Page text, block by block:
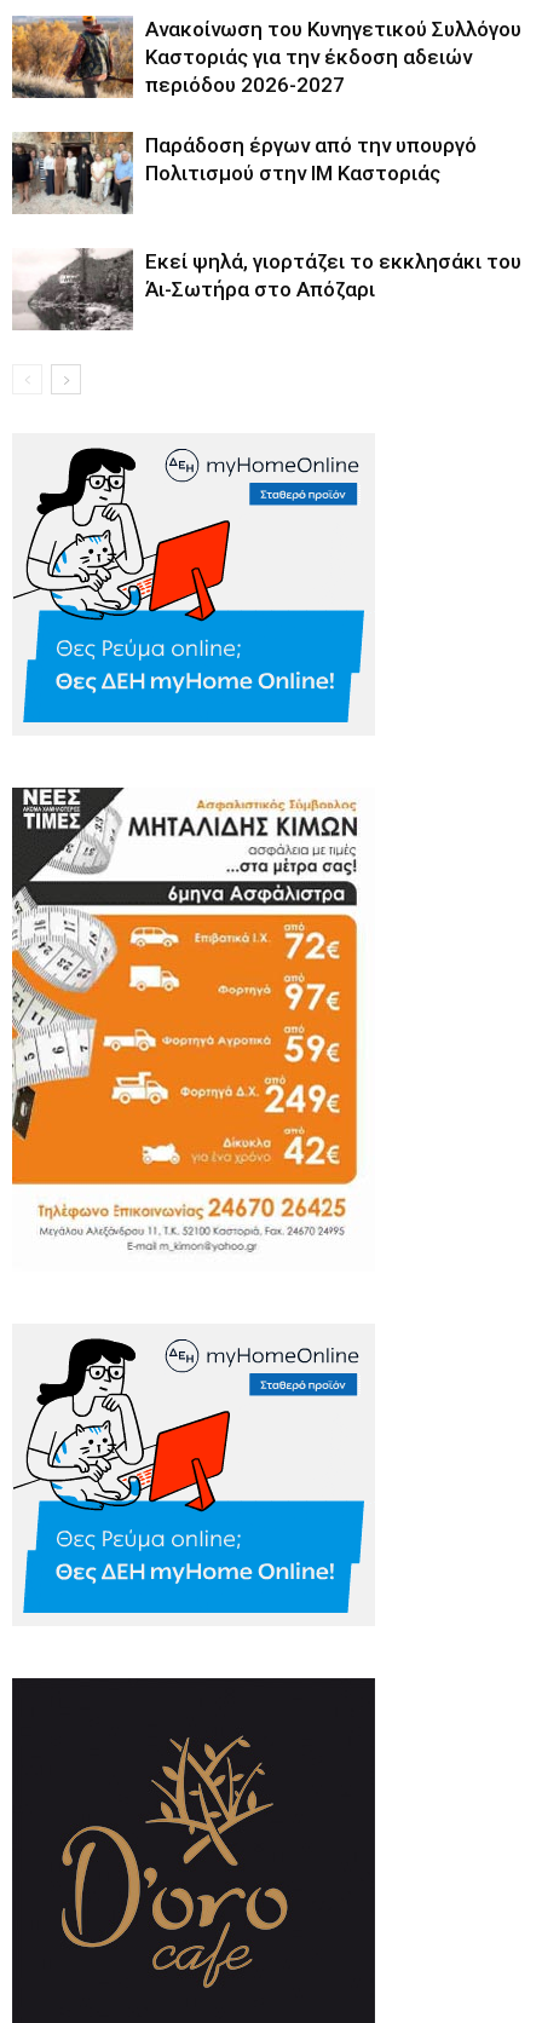
Ανακοίνωση του Κυνηγετικού Συλλόγου
Καστοριάς για την έκδοση αδειών
περιόδου 2026-2027
Παράδοση έργων από την υπουργό
Πολιτισμού στην ΙΜ Καστοριάς
Εκεί ψηλά, γιορτάζει το εκκλησάκι του
Άι-Σωτήρα στο Απόζαρι